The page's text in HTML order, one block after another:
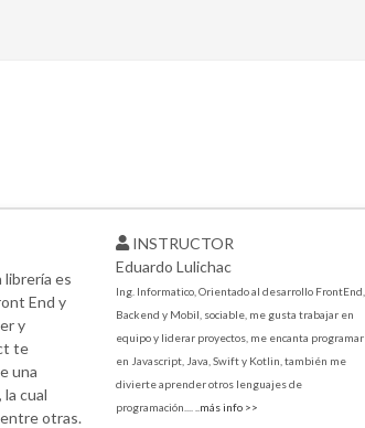
librería es
End y
y
te
una
cual
otras.
INSTRUCTOR
Eduardo Lulichac
Ing. Informatico, Orientado al desarrollo FrontEnd,
Backend y Mobil, sociable, me gusta trabajar en
equipo y liderar proyectos, me encanta programar
en Javascript, Java, Swift y Kotlin, también me
divierte aprender otros lenguajes de
programación....
..más info >>